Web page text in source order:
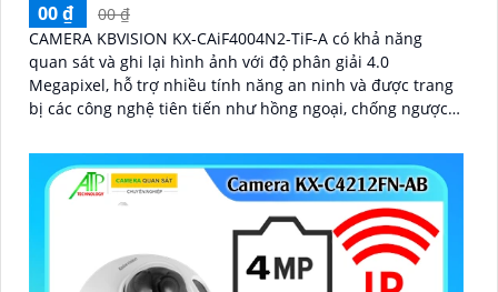
00 ₫
00 ₫
CAMERA KBVISION KX-CAiF4004N2-TiF-A có khả năng
quan sát và ghi lại hình ảnh với độ phân giải 4.0
Megapixel, hỗ trợ nhiều tính năng an ninh và được trang
bị các công nghệ tiên tiến như hồng ngoại, chống ngược